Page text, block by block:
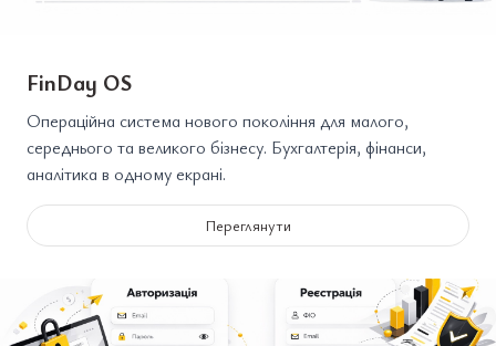
FinDay OS
Операційна система нового покоління для малого,
середнього та великого бізнесу. Бухгалтерія, фінанси,
аналітика в одному екрані.
Переглянути